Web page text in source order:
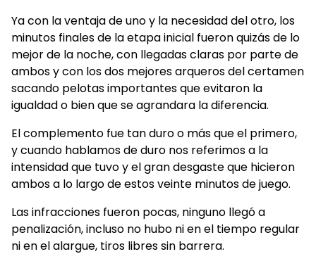
Ya con la ventaja de uno y la necesidad del otro, los
minutos finales de la etapa inicial fueron quizás de lo
mejor de la noche, con llegadas claras por parte de
ambos y con los dos mejores arqueros del certamen
sacando pelotas importantes que evitaron la
igualdad o bien que se agrandara la diferencia.
El complemento fue tan duro o más que el primero,
y cuando hablamos de duro nos referimos a la
intensidad que tuvo y el gran desgaste que hicieron
ambos a lo largo de estos veinte minutos de juego.
Las infracciones fueron pocas, ninguno llegó a
penalización, incluso no hubo ni en el tiempo regular
ni en el alargue, tiros libres sin barrera.